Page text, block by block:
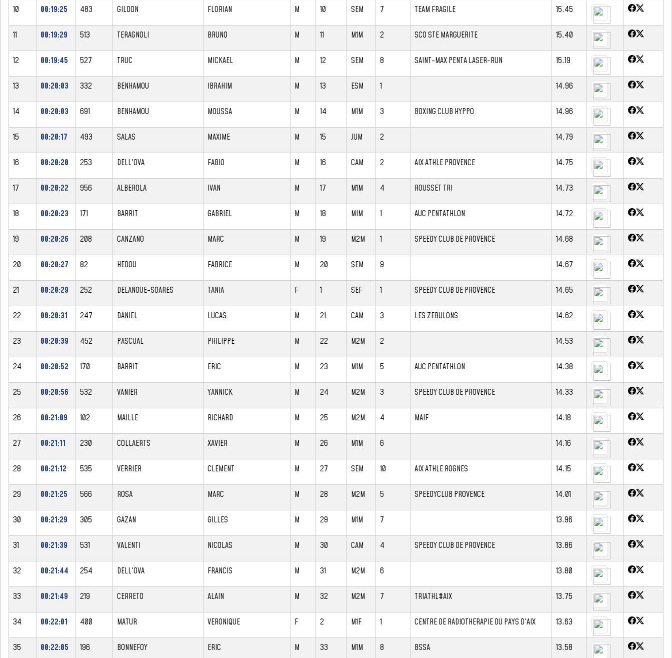
10 00:19:25 483 GILDON FLORIAN M 10 SEM 7 TEAM FRAGILE 15.45
11 00:19:29 513 TERAGNOLI BRUNO M 11 M1M 2 SCO STE MARGUERITE 15.40
12 00:19:45 527 TRUC MICKAEL M 12 SEM 8 SAINT-MAX PENTA LASER-RUN 15.19
13 00:20:03 332 BENHAMOU IBRAHIM M 13 ESM 1 14.96
14 00:20:03 691 BENHAMOU MOUSSA M 14 M1M 3 BOXING CLUB HYPPO 14.96
15 00:20:17 493 SALAS MAXIME M 15 JUM 2 14.79
16 00:20:20 253 DELL'OVA FABIO M 16 CAM 2 AIX ATHLE PROVENCE 14.75
17 00:20:22 956 ALBEROLA IVAN M 17 M1M 4 ROUSSET TRI 14.73
18 00:20:23 171 BARRIT GABRIEL M 18 MIM 1 AUC PENTATHLON 14.72
19 00:20:26 208 CANZANO MARC M 19 M2M 1 SPEEDY CLUB DE PROVENCE 14.68
20 00:20:27 82 HEDOU FABRICE M 20 SEM 9 14.67
21 00:20:29 252 DELANOUE-SOARES TANIA F 1 SEF 1 SPEEDY CLUB DE PROVENCE 14.65
22 00:20:31 247 DANIEL LUCAS M 21 CAM 3 LES ZEBULONS 14.62
23 00:20:39 452 PASCUAL PHILIPPE M 22 M2M 2 14.53
24 00:20:52 170 BARRIT ERIC M 23 M1M 5 AUC PENTATHLON 14.38
25 00:20:56 532 VANIER YANNICK M 24 M2M 3 SPEEDY CLUB DE PROVENCE 14.33
26 00:21:09 102 MAILLE RICHARD M 25 M2M 4 MAIF 14.18
27 00:21:11 230 COLLAERTS XAVIER M 26 M1M 6 14.16
28 00:21:12 535 VERRIER CLEMENT M 27 SEM 10 AIX ATHLE ROGNES 14.15
29 00:21:25 566 ROSA MARC M 28 M2M 5 SPEEDYCLUB PROVENCE 14.01
30 00:21:29 305 GAZAN GILLES M 29 M1M 7 13.96
31 00:21:39 531 VALENTI NICOLAS M 30 CAM 4 SPEEDY CLUB DE PROVENCE 13.86
32 00:21:44 254 DELL'OVA FRANCIS M 31 M2M 6 13.80
33 00:21:49 219 CERRETO ALAIN M 32 M2M 7 TRIATHL#AIX 13.75
34 00:22:01 400 MATUR VERONIQUE F 2 M1F 1 CENTRE DE RADIOTHERAPIE DU PAYS D'AIX 13.63
35 00:22:05 196 BONNEFOY ERIC M 33 M1M 8 BSSA 13.58